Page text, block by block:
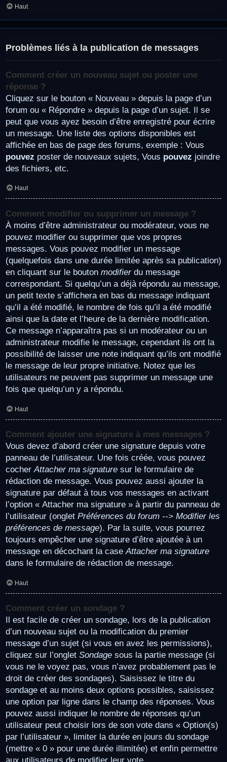
Haut
Problèmes liés à la publication de messages
Comment créer un nouveau sujet ou poster une
réponse ?
Cliquez sur le bouton « Nouveau » depuis la page d’un
forum ou « Répondre » depuis la page d’un sujet. Il se
peut que vous ayez besoin d’être enregistré pour écrire
un message. Une liste des options disponibles est
affichée en bas de page des forums, exemple : Vous
pouvez poster de nouveaux sujets, Vous pouvez joindre
des fichiers, etc.
Haut
Comment modifier ou supprimer un message ?
À moins d’être administrateur ou modérateur, vous ne
pouvez modifier ou supprimer que vos propres
messages. Vous pouvez modifier un message
(quelquefois dans une durée limitée après sa publication)
en cliquant sur le bouton modifierdu message
correspondant. Si quelqu’un a déjà répondu au message,
un petit texte s’affichera en bas du message indiquant
qu’il a été modifié, le nombre de fois qu’il a été modifié
ainsi que la date et l’heure de la dernière modification.
Ce message n’apparaîtra pas si un modérateur ou un
administrateur modifie le message, cependant ils ont la
possibilité de laisser une note indiquant qu’ils ont modifié
le message de leur propre initiative. Notez que les
utilisateurs ne peuvent pas supprimer un message une
fois que quelqu’un y a répondu.
Haut
Comment ajouter une signature à mes messages ?
Vous devez d’abord créer une signature depuis votre
panneau de l’utilisateur. Une fois créée, vous pouvez
cocherAttacher ma signature sur le formulaire de
rédaction de message. Vous pouvez aussi ajouter la
signature par défaut à tous vos messages en activant
l’option « Attacher ma signature » à partir du panneau de
l’utilisateur (onglet Préférences du forum --> Modifier les
préférences de message). Par la suite, vous pourrez
toujours empêcher une signature d’être ajoutée à un
message en décochant la caseAttacher ma signature
dans le formulaire de rédaction de message.
Haut
Comment créer un sondage ?
Il est facile de créer un sondage, lors de la publication
d’un nouveau sujet ou la modification du premier
message d’un sujet (si vous en avez les permissions),
cliquez sur l’onglet Sondage sous la partie message (si
vous ne le voyez pas, vous n’avez probablement pas le
droit de créer des sondages). Saisissez le titre du
sondage et au moins deux options possibles, saisissez
une option par ligne dans le champ des réponses. Vous
pouvez aussi indiquer le nombre de réponses qu’un
utilisateur peut choisir lors de son vote dans « Option(s)
par l’utilisateur », limiter la durée en jours du sondage
(mettre « 0 » pour une durée illimitée) et enfin permettre